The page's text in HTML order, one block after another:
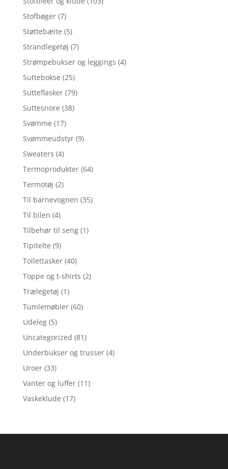
Stofbøger (7)
Støttebælte (5)
Strandlegetøj (7)
Strømpebukser og leggings (4)
Suttebokse (25)
Sutteflasker (79)
Suttesnore (38)
Svømme (17)
Svømmeudstyr (9)
Sweaters (4)
Termoprodukter (64)
Termotøj (2)
Til barnevognen (35)
Til bilen (4)
Tilbehør til seng (1)
Tipitelte (9)
Toilettasker (40)
Toppe og t-shirts (2)
Trælegetøj (1)
Tumlemøbler (60)
Udeleg (5)
Uncategorized (81)
Underbukser og trusser (4)
Uroer (33)
Vanter og luffer (11)
Vaskeklude (17)